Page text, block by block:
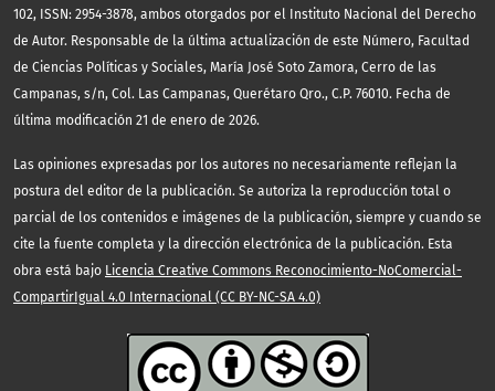
102, ISSN: 2954-3878, ambos otorgados por el Instituto Nacional del Derecho
de Autor. Responsable de la última actualización de este Número, Facultad
de Ciencias Políticas y Sociales, María José Soto Zamora, Cerro de las
Campanas, s/n, Col. Las Campanas, Querétaro Qro., C.P. 76010. Fecha de
última modificación 21 de enero de 2026.
Las opiniones expresadas por los autores no necesariamente reflejan la
postura del editor de la publicación. Se autoriza la reproducción total o
parcial de los contenidos e imágenes de la publicación, siempre y cuando se
cite la fuente completa y la dirección electrónica de la publicación. Esta
obra está bajo Licencia Creative Commons Reconocimiento-NoComercial-
CompartirIgual 4.0 Internacional (CC BY-NC-SA 4.0)